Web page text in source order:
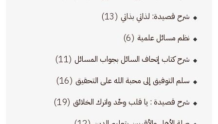
شرح قصيدة: لذاتي بذاتي (13)
نظم مسائل علمية (6)
شرح كتاب إتحاف السائل بجواب المسائل (11)
سلم التوفيق إلى محبة الله على التحقيق (16)
شرح قصيدة : يا قلب وحِّد واترك الخلائق (19)